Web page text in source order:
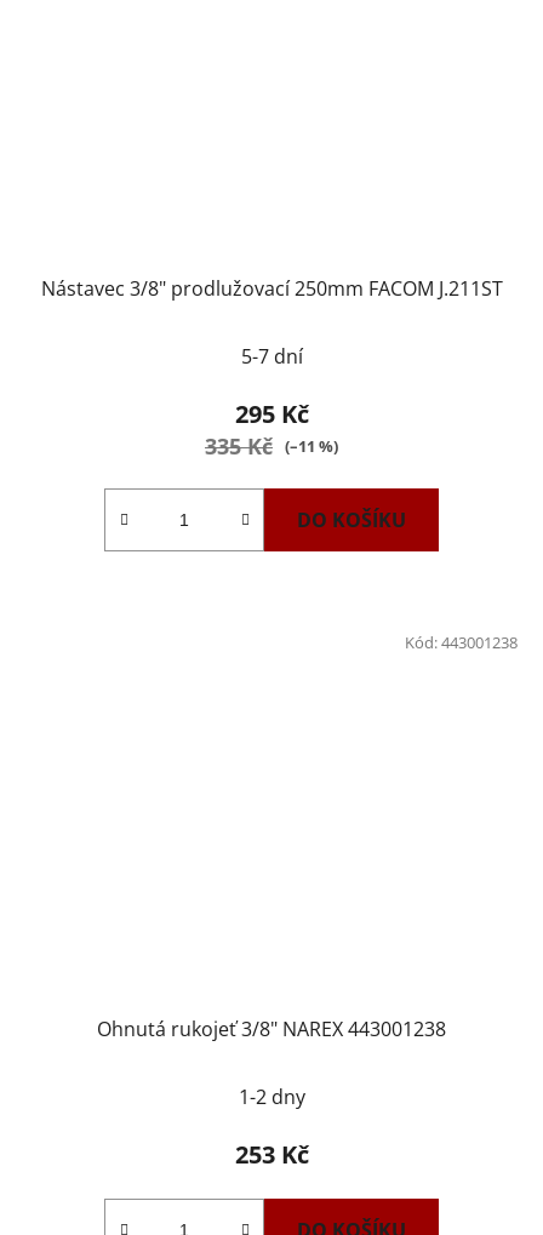
Nástavec 3/8" prodlužovací 250mm FACOM J.211ST
5-7 dní
295 Kč
335 Kč (–11 %)
DO KOŠÍKU
Ohnutá rukojeť 3/8" NAREX 443001238
1-2 dny
253 Kč
DO KOŠÍKU
Kód:443001238